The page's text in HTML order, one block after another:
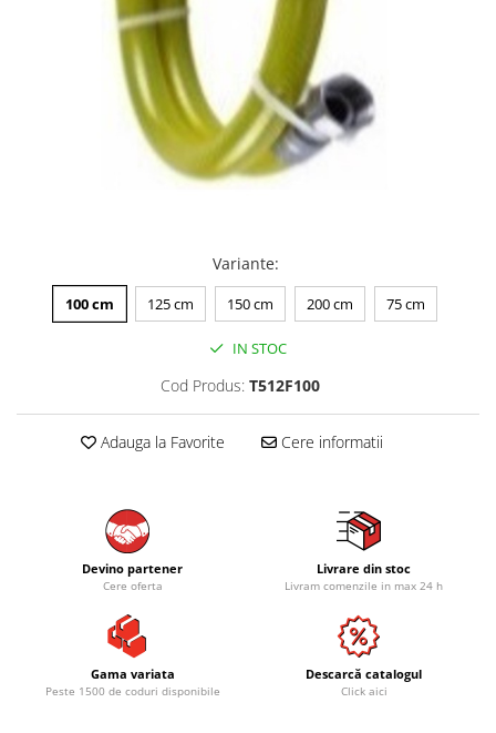
Variante:
100 cm 125 cm 150 cm 200 cm 75 cm
IN STOC
Cod Produs: T512F100
Adauga la Favorite Cere informatii
Devino partener
Cere oferta
Livrare din stoc
Livram comenzile in max 24 h
Gama variata
Peste 1500 de coduri disponibile
Descarcă catalogul
Click aici